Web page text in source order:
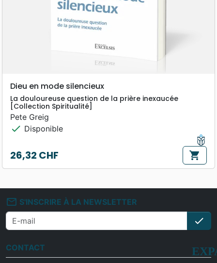
Dieu en mode silencieux
La douloureuse question de la prière inexaucée
[Collection Spiritualité]
Pete Greig
check Disponible
Prix
26,32 CHF shopping_cart
mail_outline S'INSCRIRE À LA NEWSLETTER
check
CONTACT